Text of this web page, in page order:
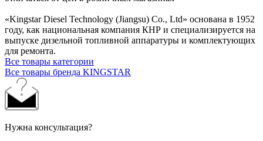
«Kingstar Diesel Technology (Jiangsu) Co., Ltd» основана в 1952
году, как национальная компания КНР и специализируется на
выпуске дизельной топливной аппаратуры и комплектующих
для ремонта.
Все товары категории
Все товары бренда KINGSTAR
Нужна консультация?